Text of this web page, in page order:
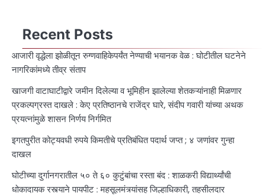
Recent Posts
आजारी वृद्धेला झोळीतून रुग्णवाहिकेपर्यंत नेण्याची भयानक वेळ : घोटीतील घटनेने
नागरिकांमध्ये तीव्र संताप
खाजगी वाटाघाटीद्वारे जमीन दिलेल्या व भूमिहीन झालेल्या शेतकऱ्यांनाही मिळणार
प्रकल्पग्रस्त दाखले : केए प्रतिष्ठानचे राजेंद्र घारे, संदीप गवारी यांच्या अथक
प्रयत्नांमुळे शासन निर्णय निर्गमित
इगतपुरीत कोट्यवधी रुपये किमतीचे प्रतिबंधित पदार्थ जप्त ; ४ जणांवर गुन्हा
दाखल
घोटीच्या दुर्गानगरातील ५० ते ६० कुटुंबांचा रस्ता बंद : शाळकरी विद्यार्थ्यांची
धोकादायक रस्त्याने पायपीट : महसूलमंत्र्यांसह जिल्हाधिकारी, तहसीलदार